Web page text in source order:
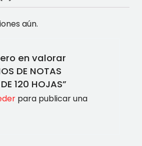
aún.
en valorar
DE NOTAS
120 HOJAS”
para publicar una